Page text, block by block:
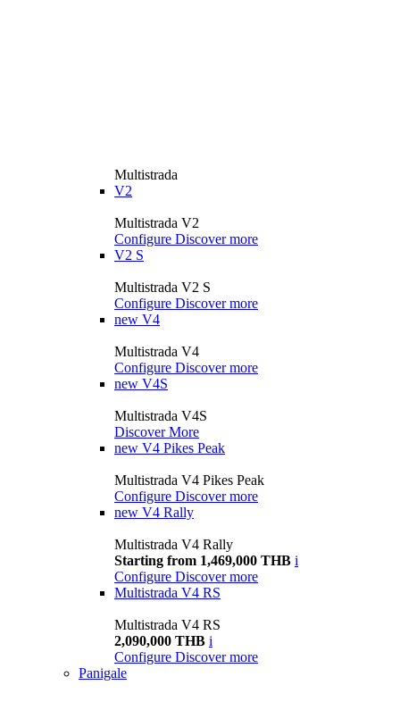
Multistrada
V2
Multistrada V2
Configure Discover more
V2 S
Multistrada V2 S
Configure Discover more
new V4
Multistrada V4
Configure Discover more
new V4S
Multistrada V4S
Discover More
new V4 Pikes Peak
Multistrada V4 Pikes Peak
Configure Discover more
new V4 Rally
Multistrada V4 Rally
Starting from 1,469,000 THB i
Configure Discover more
Multistrada V4 RS
Multistrada V4 RS
2,090,000 THB i
Configure Discover more
Panigale